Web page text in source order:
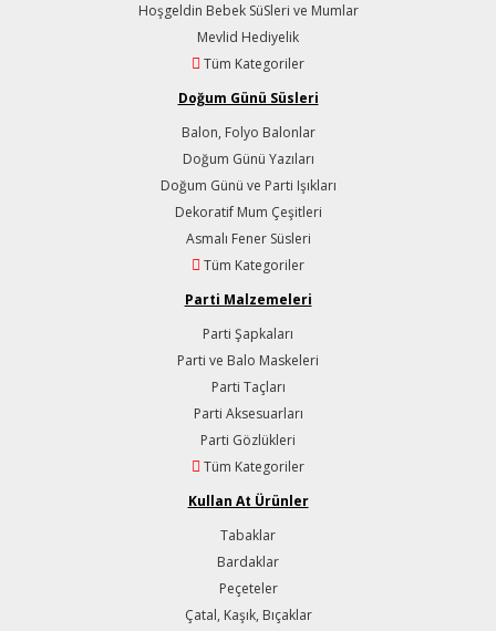
Hoşgeldin Bebek SüSleri ve Mumlar
Mevlid Hediyelik
Tüm Kategoriler
Doğum Günü Süsleri
Balon, Folyo Balonlar
Doğum Günü Yazıları
Doğum Günü ve Parti Işıkları
Dekoratif Mum Çeşitleri
Asmalı Fener Süsleri
Tüm Kategoriler
Parti Malzemeleri
Parti Şapkaları
Parti ve Balo Maskeleri
Parti Taçları
Parti Aksesuarları
Parti Gözlükleri
Tüm Kategoriler
Kullan At Ürünler
Tabaklar
Bardaklar
Peçeteler
Çatal, Kaşık, Bıçaklar